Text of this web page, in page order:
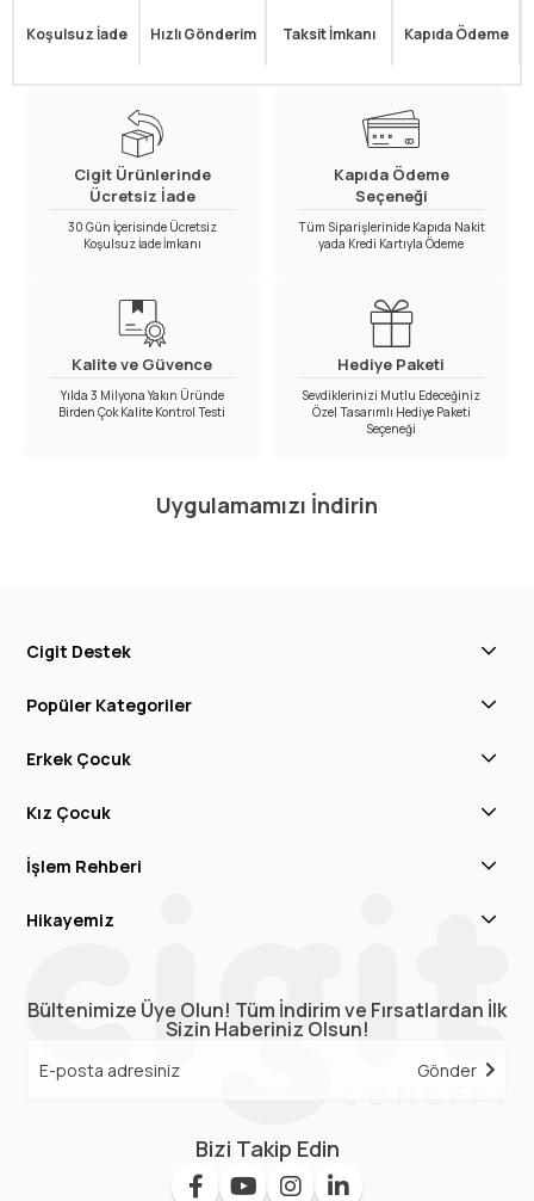
Koşulsuz İade Hızlı Gönderim Taksit İmkanı Kapıda Ödeme
Cigit Ürünlerinde
Ücretsiz İade
30 Gün İçerisinde Ücretsiz
Koşulsuz İade İmkanı
Kapıda Ödeme
Seçeneği
Tüm Siparişlerinide Kapıda Nakit
yada Kredi Kartıyla Ödeme
Kalite ve Güvence
Yılda 3 Milyona Yakın Üründe
Birden Çok Kalite Kontrol Testi
Hediye Paketi
Sevdiklerinizi Mutlu Edeceğiniz
Özel Tasarımlı Hediye Paketi
Seçeneği
Uygulamamızı İndirin
Cigit Destek
Popüler Kategoriler
Erkek Çocuk
Kız Çocuk
İşlem Rehberi
Hikayemiz
Bültenimize Üye Olun! Tüm İndirim ve Fırsatlardan İlk
Sizin Haberiniz Olsun!
Gönder
Bizi Takip Edin